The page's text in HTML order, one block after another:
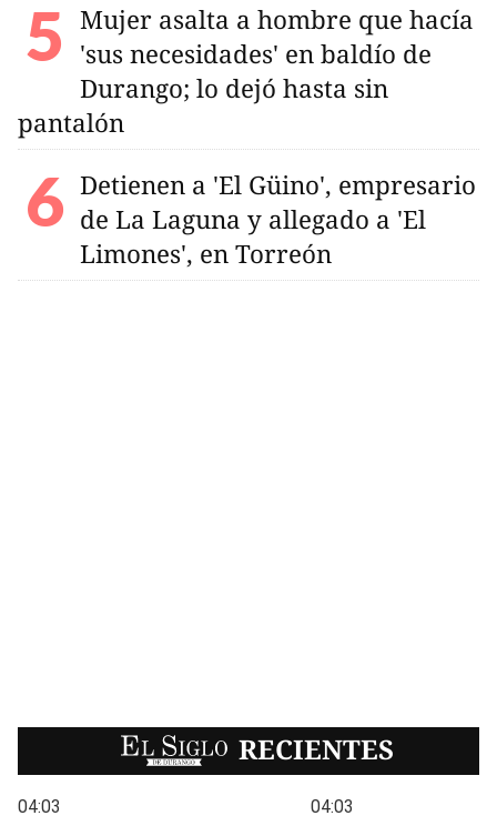
Mujer asalta a hombre que hacía
'sus necesidades' en baldío de
Durango; lo dejó hasta sin
pantalón
Detienen a 'El Güino', empresario
de La Laguna y allegado a 'El
Limones', en Torreón
EL SIGLO RECIENTES